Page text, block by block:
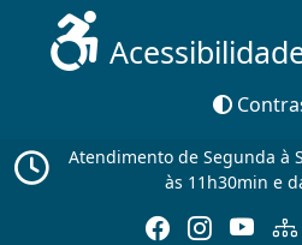
Atendimento de Segunda à
às 11h30min e